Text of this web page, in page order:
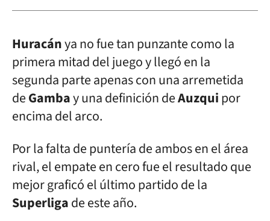
Huracánya no fue tan punzante como la
primera mitad del juego y llegó en la
segunda parte apenas con una arremetida
deGambay una definición deAuzquipor
encima del arco.
Por la falta de puntería de ambos en el área
rival, el empate en cero fue el resultado que
mejor graficó el último partido de la
Superligade este año.